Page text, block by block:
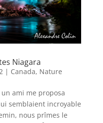
Niagara
| Canada, Nature
ami me proposa
semblaient incroyable
nous prîmes le